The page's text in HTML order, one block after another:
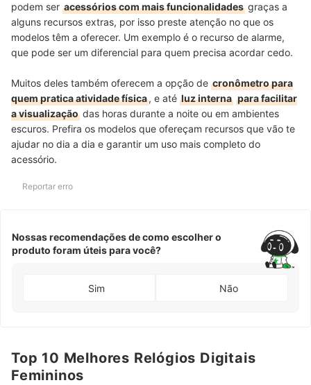
podem ser acessórios com mais funcionalidades graças a
alguns recursos extras, por isso preste atenção no que os
modelos têm a oferecer. Um exemplo é o recurso de alarme,
que pode ser um diferencial para quem precisa acordar cedo.
Muitos deles também oferecem a opção de cronômetro para
quem pratica atividade física, e até luz interna para facilitar
a visualização das horas durante a noite ou em ambientes
escuros. Prefira os modelos que ofereçam recursos que vão te
ajudar no dia a dia e garantir um uso mais completo do
acessório.
Reportar erro
Nossas recomendações de como escolher o
produto foram úteis para você?
Sim Não
Top 10 Melhores Relógios Digitais
Femininos